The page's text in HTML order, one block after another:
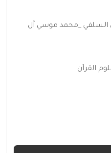
السلفي _محمد موسي آل
القرآن